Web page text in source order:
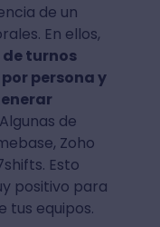
de un
En ellos,
turnos
persona y
de
Zoho
Esto
positivo para
tus equipos.